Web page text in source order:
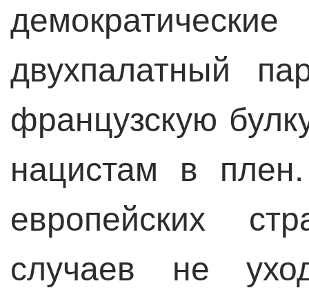
двухпалатный
французскую
нацистам в
европейских
случаев не